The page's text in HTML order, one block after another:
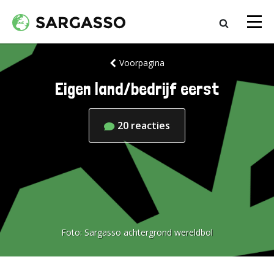
Voorpagina
Eigen land/bedrijf eerst
20 reacties
Foto: Sargasso achtergrond wereldbol